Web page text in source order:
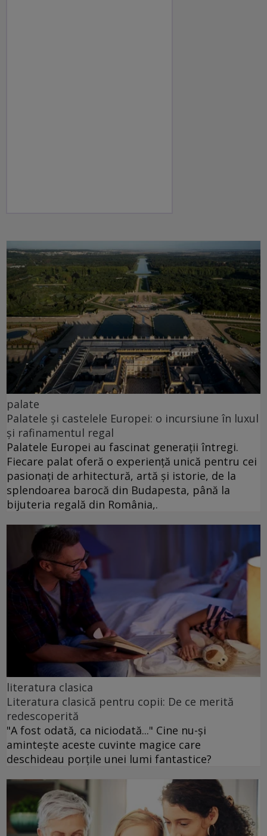
palate
Palatele și castelele Europei: o incursiune în luxul
și rafinamentul regal
Palatele Europei au fascinat generații întregi.
Fiecare palat oferă o experiență unică pentru cei
pasionați de arhitectură, artă și istorie, de la
splendoarea barocă din Budapesta, până la
bijuteria regală din România,.
literatura clasica
Literatura clasică pentru copii: De ce merită
redescoperită
"A fost odată, ca niciodată..." Cine nu-și
amintește aceste cuvinte magice care
deschideau porțile unei lumi fantastice?